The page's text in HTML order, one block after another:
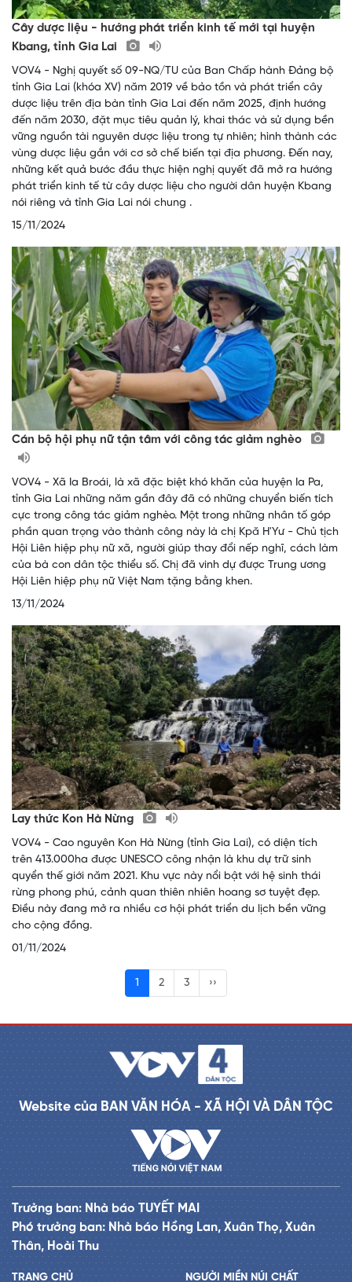
Cây dược liệu - hướng phát triển kinh tế mới tại huyện
Kbang, tỉnh Gia Lai
VOV4 - Nghị quyết số 09-NQ/TU của Ban Chấp hành Đảng bộ
tỉnh Gia Lai (khóa XV) năm 2019 về bảo tồn và phát triển cây
dược liệu trên địa bàn tỉnh Gia Lai đến năm 2025, định hướng
đến năm 2030, đặt mục tiêu quản lý, khai thác và sử dụng bền
vững nguồn tài nguyên dược liệu trong tự nhiên; hình thành các
vùng dược liệu gắn với cơ sở chế biến tại địa phương. Đến nay,
những kết quả bước đầu thực hiện nghị quyết đã mở ra hướng
phát triển kinh tế từ cây dược liệu cho người dân huyện Kbang
nói riêng và tỉnh Gia Lai nói chung .
15/11/2024
Cán bộ hội phụ nữ tận tâm với công tác giảm nghèo
VOV4 - Xã Ia Broái, là xã đặc biệt khó khăn của huyện Ia Pa,
tỉnh Gia Lai những năm gần đây đã có những chuyển biến tích
cực trong công tác giảm nghèo. Một trong những nhân tố góp
phần quan trọng vào thành công này là chị Kpă H'Yư - Chủ tịch
Hội Liên hiệp phụ nữ xã, người giúp thay đổi nếp nghĩ, cách làm
của bà con dân tộc thiểu số. Chị đã vinh dự được Trung ương
Hội Liên hiệp phụ nữ Việt Nam tặng bằng khen.
13/11/2024
Lay thức Kon Hà Nừng
VOV4 - Cao nguyên Kon Hà Nừng (tỉnh Gia Lai), có diện tích
trên 413.000ha được UNESCO công nhận là khu dự trữ sinh
quyển thế giới năm 2021. Khu vực này nổi bật với hệ sinh thái
rừng phong phú, cảnh quan thiên nhiên hoang sơ tuyệt đẹp.
Điều này đang mở ra nhiều cơ hội phát triển du lịch bền vững
cho cộng đồng.
01/11/2024
1 2 3 ››
Website của BAN VĂN HÓA - XÃ HỘI VÀ DÂN TỘC
Trưởng ban: Nhà báo TUYẾT MAI
Phó trưởng ban: Nhà báo Hồng Lan, Xuân Thọ, Xuân
Thân, Hoài Thu
TRANG CHỦ NGƯỜI MIỀN NÚI CHẤT